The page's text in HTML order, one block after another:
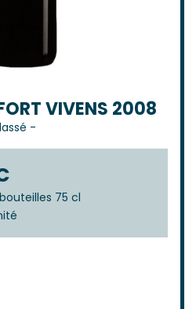
VIVENS 2008
-
75 cl